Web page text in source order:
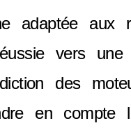
adaptée aux
vers une
des
en compte